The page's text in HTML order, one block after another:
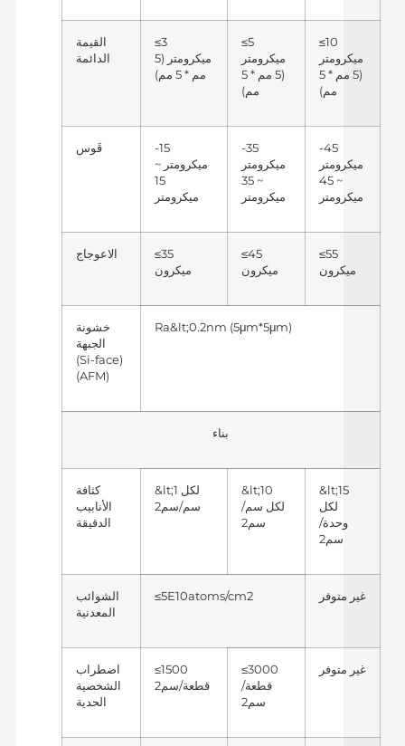
القيمة
الدائمة
≤3
ميكرومتر (5
≤5
ميكرومتر
(5 مم * 5
≤10
ميكرومتر
(5 مم * 5
قَوس
-15
ميكرومتر ~
15
-35
ميكرومتر
~ 35
-45
ميكرومتر
~ 45
الاعوجاج
≤35
≤45
ميكرون
≤55
ميكرون
خشونة
الجبهة
(Si-face)
(AFM)
Ra&lt;0.2nm (5μm*5μm)
بناء
كثافة
الأنابيب
الدقيقة
&lt;1 لكل
&lt;10
لكل سم/
&lt;15
لكل
وحدة/
الشوائب
المعدنية
≤5E10atoms/cm2 غير متوفر
اضطراب
الشخصية
الحدية
≤1500
قطعة/سم2
≤3000
قطعة/
غير متوفر